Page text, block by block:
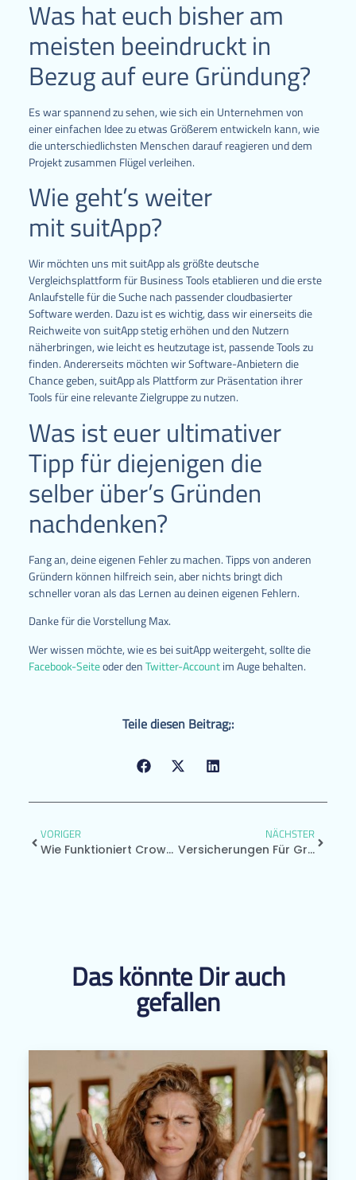
Was hat euch bisher am
meisten beeindruckt in
Bezug auf eure Gründung?
Es war spannend zu sehen, wie sich ein Unternehmen von
einer einfachen Idee zu etwas Größerem entwickeln kann, wie
die unterschiedlichsten Menschen darauf reagieren und dem
Projekt zusammen Flügel verleihen.
Wie geht’s weiter
mit suitApp?
Wir möchten uns mit suitApp als größte deutsche
Vergleichsplattform für Business Tools etablieren und die erste
Anlaufstelle für die Suche nach passender cloudbasierter
Software werden. Dazu ist es wichtig, dass wir einerseits die
Reichweite von suitApp stetig erhöhen und den Nutzern
näherbringen, wie leicht es heutzutage ist, passende Tools zu
finden. Andererseits möchten wir Software-Anbietern die
Chance geben, suitApp als Plattform zur Präsentation ihrer
Tools für eine relevante Zielgruppe zu nutzen.
Was ist euer ultimativer
Tipp für diejenigen die
selber über’s Gründen
nachdenken?
Fang an, deine eigenen Fehler zu machen. Tipps von anderen
Gründern können hilfreich sein, aber nichts bringt dich
schneller voran als das Lernen au deinen eigenen Fehlern.
Danke für die Vorstellung Max.
Wer wissen möchte, wie es bei suitApp weitergeht, sollte die
Facebook-Seiteoder denTwitter-Accountim Auge behalten.
Teile diesen Beitrag;:
VORIGER
Wie Funktioniert Crowdfunding Für Startups?
NÄCHSTER
Versicherungen Für Gründer: Diese Fünf Sollten Startups Kennen
Das könnte Dir auch
gefallen